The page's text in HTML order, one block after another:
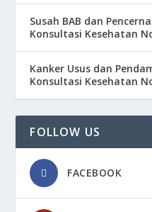
Susah BAB dan
Konsultasi Kesehatan
Kanker Usus dan
Konsultasi Kesehatan
FOLLOW US
FACEBOOK